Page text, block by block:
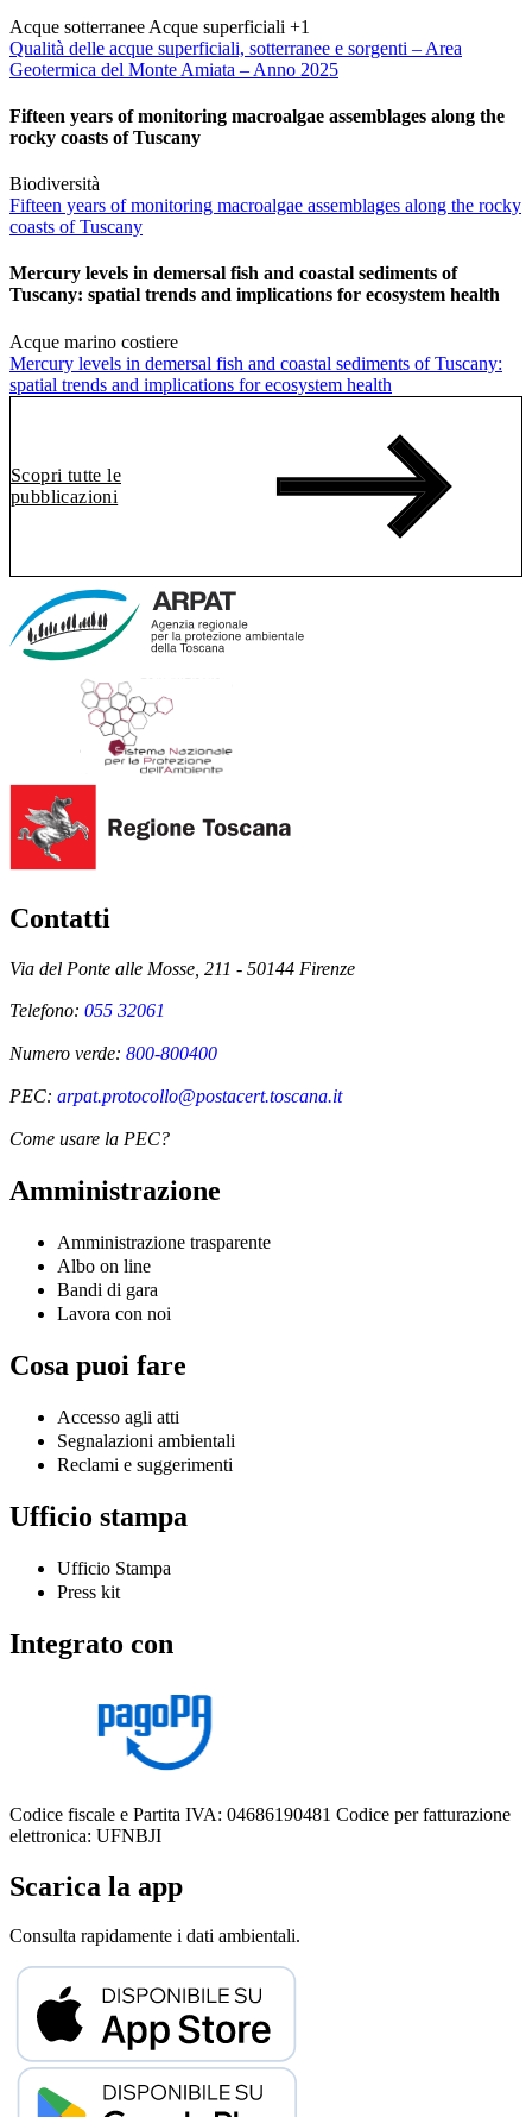
Acque sotterranee Acque superficiali +1
Qualità delle acque superficiali, sotterranee e sorgenti – Area
Geotermica del Monte Amiata – Anno 2025
Fifteen years of monitoring macroalgae assemblages along the
rocky coasts of Tuscany
Biodiversità
Fifteen years of monitoring macroalgae assemblages along the rocky
coasts of Tuscany
Mercury levels in demersal fish and coastal sediments of
Tuscany: spatial trends and implications for ecosystem health
Acque marino costiere
Mercury levels in demersal fish and coastal sediments of Tuscany:
spatial trends and implications for ecosystem health
Scopri tutte le
pubblicazioni
Contatti
Via del Ponte alle Mosse, 211 - 50144 Firenze
Telefono: 055 32061
Numero verde: 800-800400
PEC: arpat.protocollo@postacert.toscana.it
Come usare la PEC?
Amministrazione
Amministrazione trasparente
Albo on line
Bandi di gara
Lavora con noi
Cosa puoi fare
Accesso agli atti
Segnalazioni ambientali
Reclami e suggerimenti
Ufficio stampa
Ufficio Stampa
Press kit
Integrato con
Codice fiscale e Partita IVA: 04686190481 Codice per fatturazione
elettronica: UFNBJI
Scarica la app
Consulta rapidamente i dati ambientali.